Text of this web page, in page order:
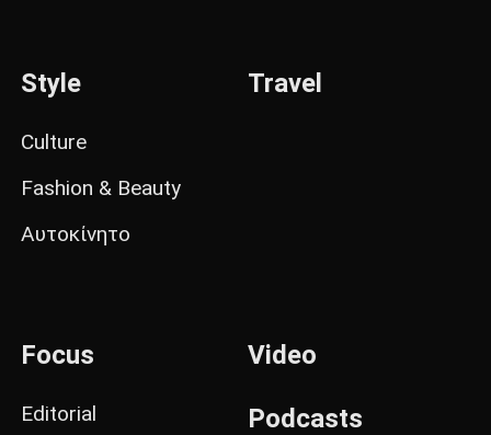
Style
Culture
Fashion & Beauty
Αυτοκίνητο
Travel
Focus
Editorial
Video
Podcasts